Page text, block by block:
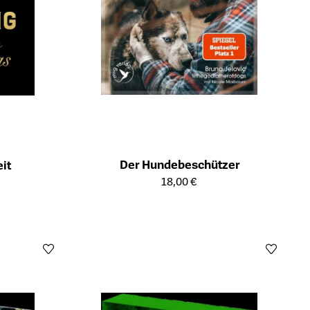
Der Hundebeschützer
Öffnet die Detailseite des Produkts
18,00 €